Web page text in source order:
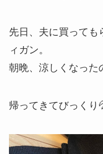
先日、夫に買っても
ィガン。
朝晩、涼しくなった
帰ってきてびっくり